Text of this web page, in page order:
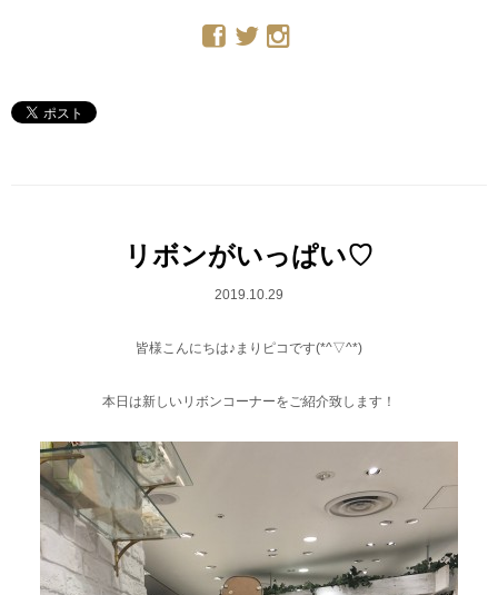
リボンがいっぱい♡
2019.10.29
皆様こんにちは♪まりピコです(*^▽^*)
本日は新しいリボンコーナーをご紹介致します！